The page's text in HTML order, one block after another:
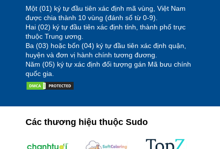
Một (01) ký tự đầu tiên xác định mã vùng, Việt Nam
được chia thành 10 vùng (đánh số từ 0-9).
Hai (02) ký tự đầu tiên xác định tỉnh, thành phố trực
thuộc Trung ương.
Ba (03) hoặc bốn (04) ký tự đầu tiên xác định quận,
huyện và đơn vị hành chính tương đương.
Năm (05) ký tự xác định đối tượng gán Mã bưu chính
quốc gia.
Các thương hiệu thuộc Sudo